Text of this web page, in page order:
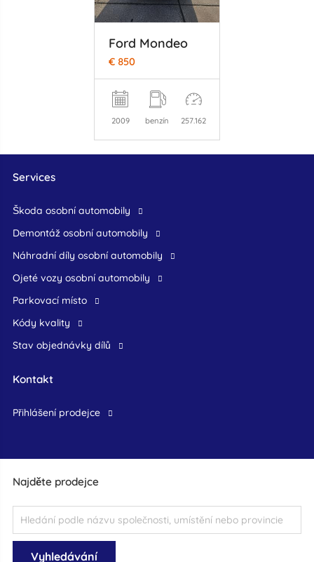
Ford Mondeo
€ 850
2009 benzín 257.162
Najděte prodejce
Services
škoda osobní automobily
demontáž osobní automobily
náhradní díly osobní automobily
ojeté vozy osobní automobily
Parkovací místo
Kódy kvality
Stav objednávky dílů
Kontakt
přihlášení prodejce